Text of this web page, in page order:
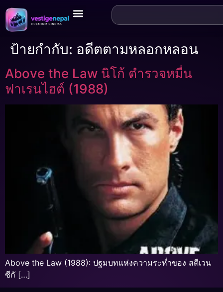
ป้ายกำกับ: อดีตตามหลอกหลอน
Above the Law นิโก้ ตำรวจหมื่น
ฟาเรนไฮต์ (1988)
Above the Law (1988): ปฐมบทแห่งความระห่ำของ สตีเวน
ซีกั […]